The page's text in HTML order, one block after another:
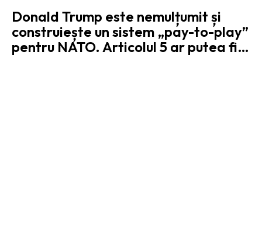
Donald Trump este nemulțumit și
construiește un sistem „pay-to-play”
pentru NATO. Articolul 5 ar putea fi…